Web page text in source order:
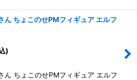
ん ちょこのせPMフィギュア エルフ
)
ん ちょこのせPMフィギュア エルフ